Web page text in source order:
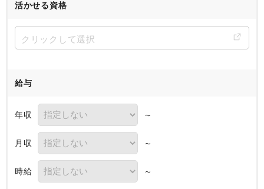
活かせる資格
給与
年収 ～
月収 ～
時給 ～